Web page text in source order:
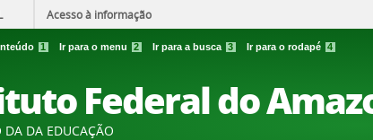
Acesso à informação
1 Ir para o menu 2 Ir para a busca 3 Ir para o rodapé 4
Federal do
DA DA EDUCAÇÃO